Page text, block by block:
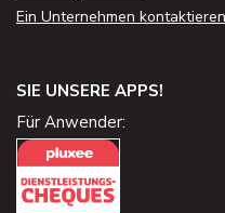
Ein Unternehmen kontaktieren
SIE UNSERE APPS!
Für Anwender: